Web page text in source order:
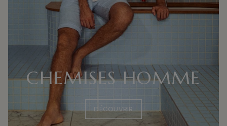
CHEMISES HOMME
DÉCOUVRIR